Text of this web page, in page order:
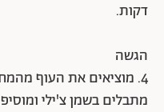
דקות.
הגשה
4. מוציאים את העוף
מתבלים בשמן צ'ילי